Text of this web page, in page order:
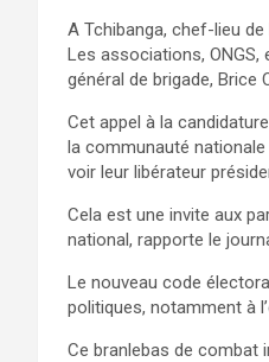
A Tchibanga, chef-lieu
Les associations,
général de brigade,
Cet appel à la
la communauté
voir leur libérateur
Cela est une invite aux
national, rapporte le
Le nouveau code
politiques, notamment à
Ce branlebas de combat